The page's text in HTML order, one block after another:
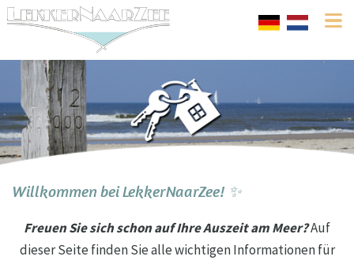
Willkommen bei LekkerNaarZee! ✨
Freuen Sie sich schon auf Ihre Auszeit am Meer?Auf
dieser Seite finden Sie alle wichtigen Informationen für